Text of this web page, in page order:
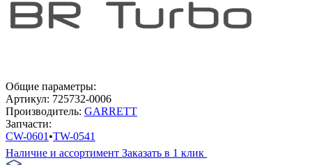
Общие параметры:
Артикул: 725732-0006
Производитель: GARRETT
Запчасти:
CW-0601 •TW-0541
Наличие и ассортимент Заказать в 1 клик